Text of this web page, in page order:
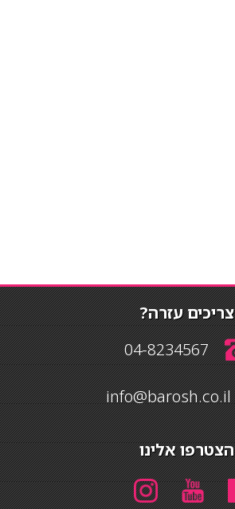
צריכים עזרה?
04-8234567
info@barosh.co.il
הצטרפו אלינו